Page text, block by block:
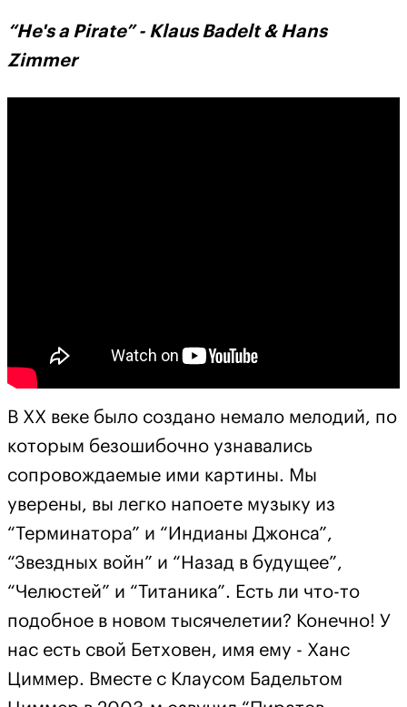
“He's a Pirate” - Klaus Badelt & Hans
Zimmer
В ХХ веке было создано немало мелодий, по
которым безошибочно узнавались
сопровождаемые ими картины. Мы
уверены, вы легко напоете музыку из
“Терминатора” и “Индианы Джонса”,
“Звездных войн” и “Назад в будущее”,
“Челюстей” и “Титаника”. Есть ли что-то
подобное в новом тысячелетии? Конечно! У
нас есть свой Бетховен, имя ему - Ханс
Циммер. Вместе с Клаусом Бадельтом